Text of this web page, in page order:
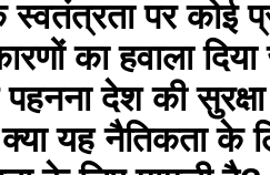
स्वतंत्रता पर कोई
का हवाला
पहनना देश की
यह नैतिकता के